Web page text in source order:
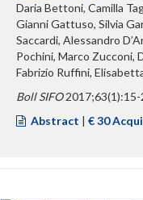
Daria Bettoni, Camilla
Gianni Gattuso, Silvia
Saccardi, Alessandro
Pochini, Marco Zucconi,
Fabrizio Ruffini,
Boll SIFO2017;63(1):15-
Abstract | € 30